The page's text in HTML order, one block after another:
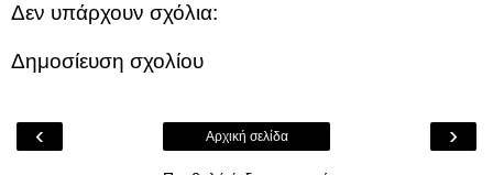
Δεν υπάρχουν σχόλια:
Δημοσίευση σχολίου
‹ ›
Αρχική σελίδα